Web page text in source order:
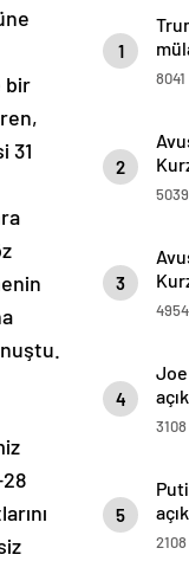
bir
31
1
2
3
4
5